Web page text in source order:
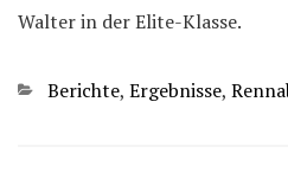
Walter in der Elite-Klasse.
Kategorien
Berichte, Ergebnisse,